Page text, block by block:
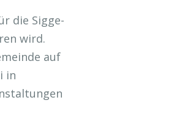
die Sigge-
wird.
auf
in